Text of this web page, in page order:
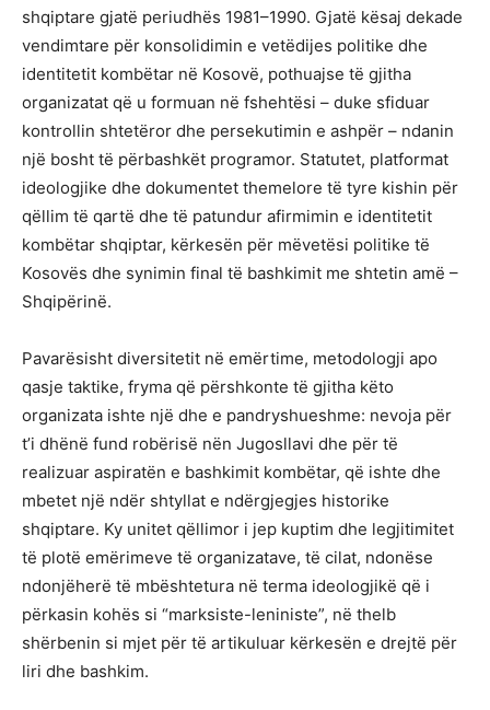
shqiptare gjatë periudhës 1981–1990. Gjatë kësaj dekade
vendimtare për konsolidimin e vetëdijes politike dhe
identitetit kombëtar në Kosovë, pothuajse të gjitha
organizatat që u formuan në fshehtësi – duke sfiduar
kontrollin shtetëror dhe persekutimin e ashpër – ndanin
një bosht të përbashkët programor. Statutet, platformat
ideologjike dhe dokumentet themelore të tyre kishin për
qëllim të qartë dhe të patundur afirmimin e identitetit
kombëtar shqiptar, kërkesën për mëvetësi politike të
Kosovës dhe synimin final të bashkimit me shtetin amë –
Shqipërinë.
Pavarësisht diversitetit në emërtime, metodologji apo
qasje taktike, fryma që përshkonte të gjitha këto
organizata ishte një dhe e pandryshueshme: nevoja për
t’i dhënë fund robërisë nën Jugosllavi dhe për të
realizuar aspiratën e bashkimit kombëtar, që ishte dhe
mbetet një ndër shtyllat e ndërgjegjes historike
shqiptare. Ky unitet qëllimor i jep kuptim dhe legjitimitet
të plotë emërimeve të organizatave, të cilat, ndonëse
ndonjëherë të mbështetura në terma ideologjikë që i
përkasin kohës si “marksiste-leniniste”, në thelb
shërbenin si mjet për të artikuluar kërkesën e drejtë për
liri dhe bashkim.